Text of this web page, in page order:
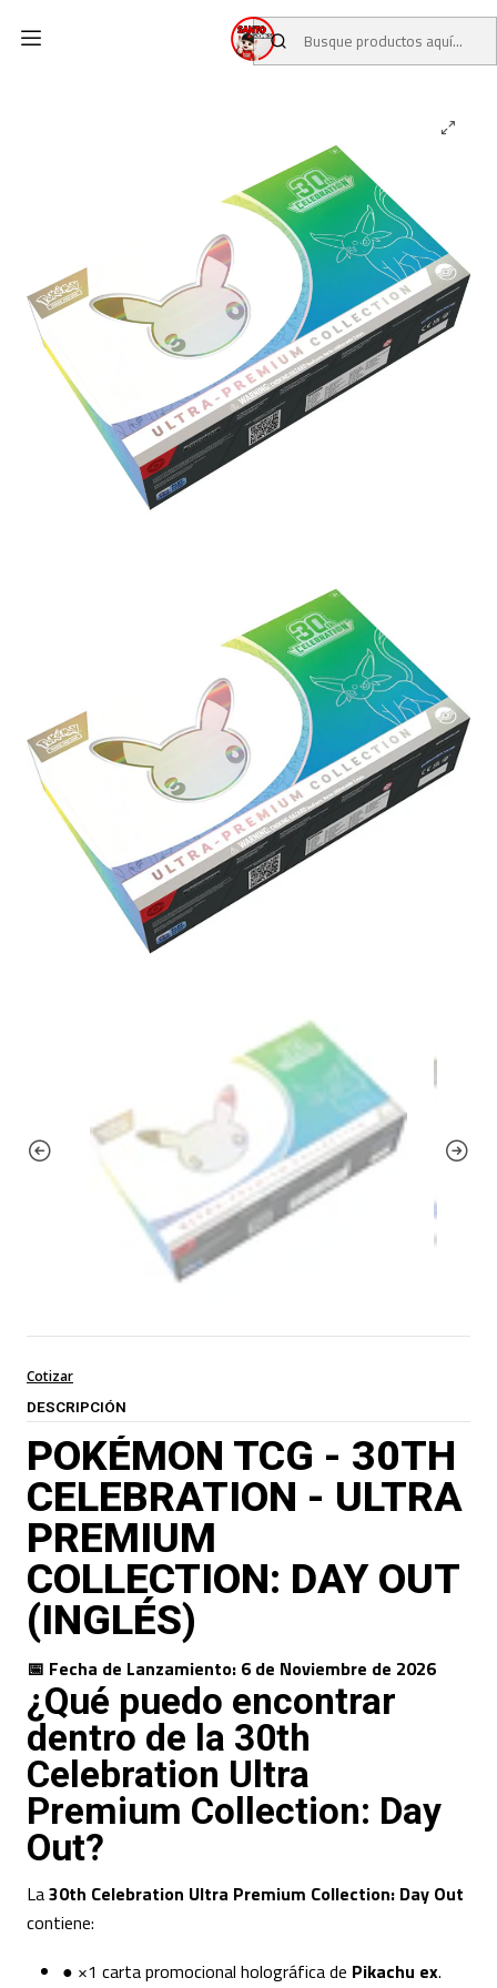
PREVENTAS TCG PREVENTAS POKEMON TCG
Pokémon TCG 30th Day Out UPC (Inglés)
Cotizar
DESCRIPCIÓN
POKÉMON TCG - 30TH
CELEBRATION - ULTRA
PREMIUM
COLLECTION: DAY OUT
(INGLÉS)
📅 Fecha de Lanzamiento: 6 de Noviembre de 2026
¿Qué puedo encontrar
dentro de la 30th
Celebration Ultra
Premium Collection: Day
Out?
La30th Celebration Ultra Premium Collection: Day Out
contiene:
● ×1 carta promocional holográfica de Pikachu ex.